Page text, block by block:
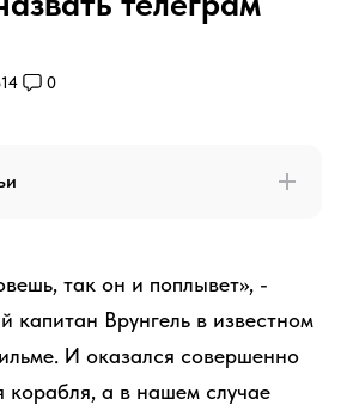
0
так он и поплывет», -
капитан Врунгель в известном
И оказался совершенно
корабля, а в нашем случае